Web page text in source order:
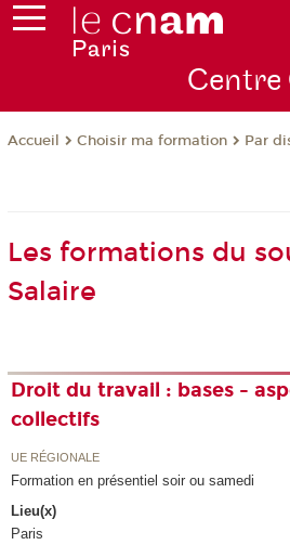
Centre
Accueil Choisir ma formation Par
Les formations du
Salaire
Droit du travail : bases -
collectifs
UE RÉGIONALE
Formation en présentiel soir ou samedi
Lieu(x)
Paris